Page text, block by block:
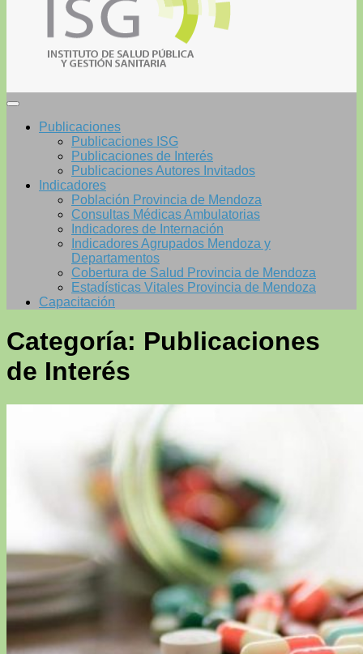
Publicaciones
Publicaciones ISG
Publicaciones de Interés
Publicaciones Autores Invitados
Indicadores
Población Provincia de Mendoza
Consultas Médicas Ambulatorias
Indicadores de Internación
Indicadores Agrupados Mendoza y
Departamentos
Cobertura de Salud Provincia de Mendoza
Estadísticas Vitales Provincia de Mendoza
Capacitación
Categoría: Publicaciones
de Interés